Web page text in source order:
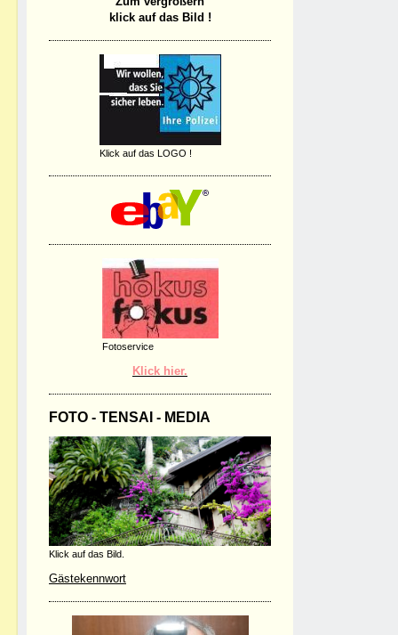
klick auf das Bild !
Klick auf das LOGO !
Fotoservice
Klick hier.
FOTO - TENSAI - MEDIA
Klick auf das Bild.
Gästekennwort